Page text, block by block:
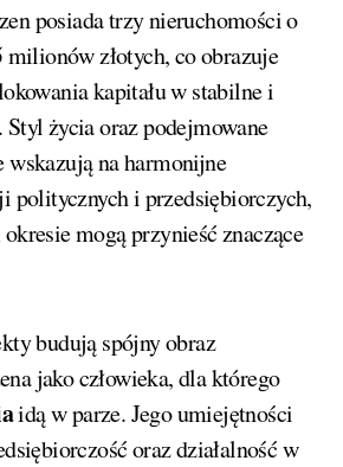
posiada trzy nieruchomości o
milionów złotych, co obrazuje
kapitału w stabilne i
życia oraz podejmowane
wskazują na harmonijne
politycznych i przedsiębiorczych,
mogą przynieść znaczące
budują spójny obraz
jako człowieka, dla którego
idą w parze. Jego umiejętności
oraz działalność w